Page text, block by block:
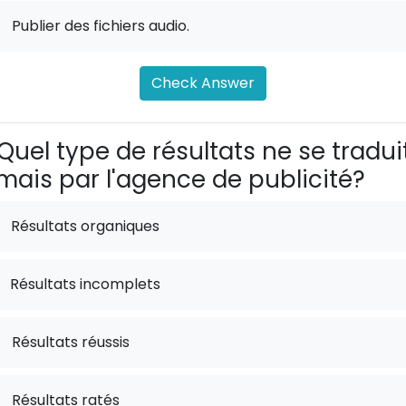
Publier des fichiers audio.
Check Answer
type de résultats ne se
par l'agence de publicité?
Résultats organiques
Résultats incomplets
Résultats réussis
Résultats ratés